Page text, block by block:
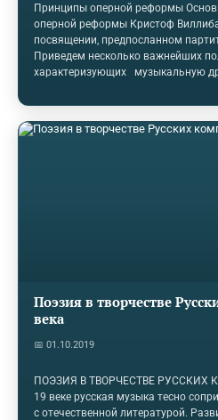
Принципы оперной реформы
оперной реформы Кристоф
посвящении, предпосланном
Приведем несколько важнейших
характеризующих музыкальную
посвящение он заканчивает
естественность — вот три ве­ликих
всех произведениях искусства».
Поэзия в творчестве
века
📅 01.10.2019
ПОЭЗИЯ В ТВОРЧЕСТВЕ РУССКИХ
19 веке русская музыка тесно
с отечественной литературой.